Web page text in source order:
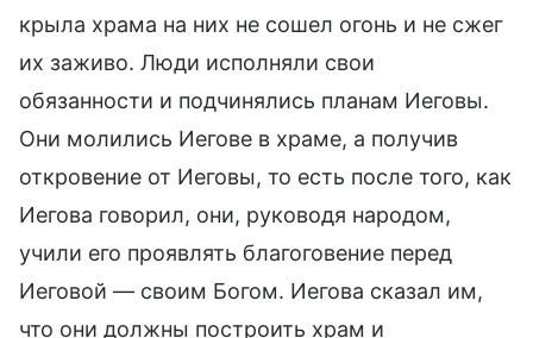
крыла храма на них не сошел огонь и не сжег
их заживо. Люди исполняли свои
обязанности и подчинялись планам Иеговы.
Они молились Иегове в храме, а получив
откровение от Иеговы, то есть после того, как
Иегова говорил, они, руководя народом,
учили его проявлять благоговение перед
Иеговой — своим Богом. Иегова сказал им,
что они должны построить храм и